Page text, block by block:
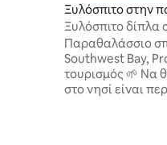
Ξυλόσπιτο στην
Providencia
Ξυλόσπιτο δίπλα
άτομα στην
Παραθαλάσσιο
Southwest Bay,
τουρισμός 🌱 Να
στο νησί είναι